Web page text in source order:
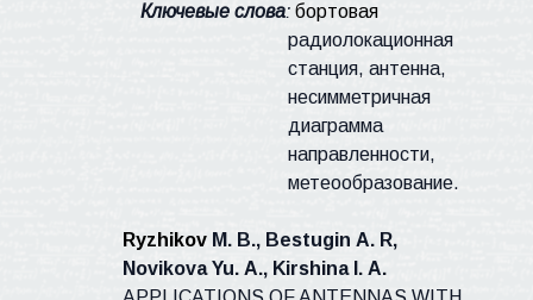
Ключевые слова:бортовая
радиолокационная
станция, антенна,
несимметричная
диаграмма
направленности,
метеообразование.
RyzhikovM. B., Bestugin А. R,
Novikova Yu. А., Kirshina I. А.